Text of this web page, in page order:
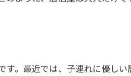
。最近では、子連れに優し